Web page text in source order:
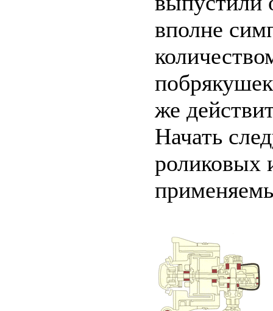
вполне
же
Начать
роликовых